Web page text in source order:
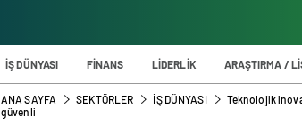
İŞ DÜNYASI FİNANS LİDERLİK ARAŞTIRMA /
ANA SAYFA SEKTÖRLER İŞ DÜNYASI
Teknolojik
güvenli